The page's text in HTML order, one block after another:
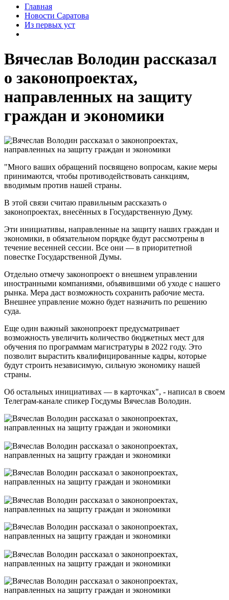
Главная
Новости Саратова
Из пеpвых уст
Вячеслав Володин рассказал
о законопроектах,
направленных на защиту
граждан и экономики
"Много ваших обращений посвящено вопросам, какие меры
принимаются, чтобы противодействовать санкциям,
вводимым против нашей страны.
В этой связи считаю правильным рассказать о
законопроектах, внесённых в Государственную Думу.
Эти инициативы, направленные на защиту наших граждан и
экономики, в обязательном порядке будут рассмотрены в
течение весенней сессии. Все они — в приоритетной
повестке Государственной Думы.
Отдельно отмечу законопроект о внешнем управлении
иностранными компаниями, объявившими об уходе с нашего
рынка. Мера даст возможность сохранить рабочие места.
Внешнее управление можно будет назначить по решению
суда.
Еще один важный законопроект предусматривает
возможность увеличить количество бюджетных мест для
обучения по программам магистратуры в 2022 году. Это
позволит вырастить квалифицированные кадры, которые
будут строить независимую, сильную экономику нашей
страны.
Об остальных инициативах — в карточках", - написал в своем
Телеграм-канале спикер Госдумы Вячеслав Володин.